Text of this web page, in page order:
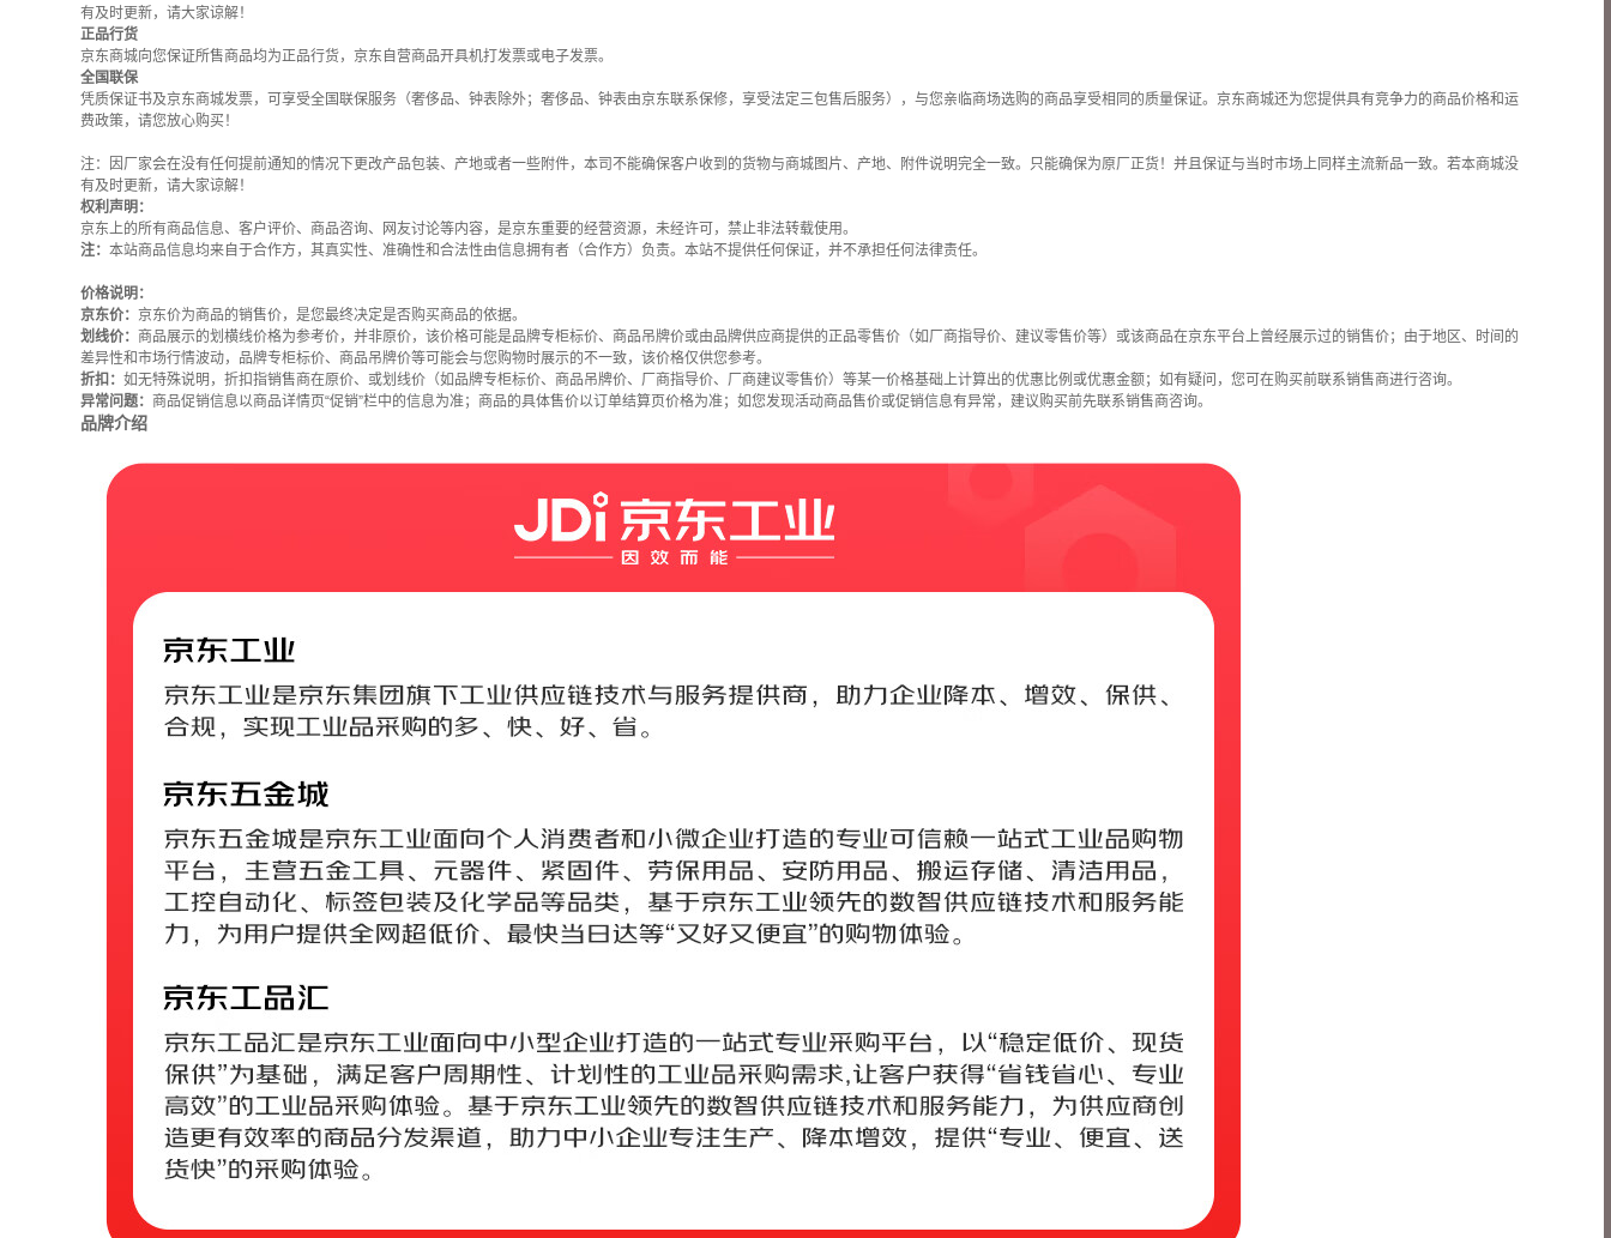
有及时更新，请大家谅解！
正品行货
京东商城向您保证所售商品均为正品行货，京东自营商品开具机打发票或电子发票。
全国联保
凭质保证书及京东商城发票，可享受全国联保服务（奢侈品、钟表除外；奢侈品、钟表由京东联系保修，享受法定三包售后服务），与您亲临商场选购的商品享受相同的质量保证。京东商城还为您提供具有竞争力的商品价格和运
费政策，请您放心购买！
注：因厂家会在没有任何提前通知的情况下更改产品包装、产地或者一些附件，本司不能确保客户收到的货物与商城图片、产地、附件说明完全一致。只能确保为原厂正货！并且保证与当时市场上同样主流新品一致。若本商城没
有及时更新，请大家谅解！
权利声明：
京东上的所有商品信息、客户评价、商品咨询、网友讨论等内容，是京东重要的经营资源，未经许可，禁止非法转载使用。
注： 本站商品信息均来自于合作方，其真实性、准确性和合法性由信息拥有者（合作方）负责。本站不提供任何保证，并不承担任何法律责任。
价格说明：
京东价： 京东价为商品的销售价，是您最终决定是否购买商品的依据。
划线价： 商品展示的划横线价格为参考价，并非原价，该价格可能是品牌专柜标价、商品吊牌价或由品牌供应商提供的正品零售价（如厂商指导价、建议零售价等）或该商品在京东平台上曾经展示过的销售价；由于地区、时间的
差异性和市场行情波动，品牌专柜标价、商品吊牌价等可能会与您购物时展示的不一致，该价格仅供您参考。
折扣： 如无特殊说明，折扣指销售商在原价、或划线价（如品牌专柜标价、商品吊牌价、厂商指导价、厂商建议零售价）等某一价格基础上计算出的优惠比例或优惠金额；如有疑问，您可在购买前联系销售商进行咨询。
异常问题： 商品促销信息以商品详情页“促销”栏中的信息为准；商品的具体售价以订单结算页价格为准；如您发现活动商品售价或促销信息有异常，建议购买前先联系销售商咨询。
品牌介绍